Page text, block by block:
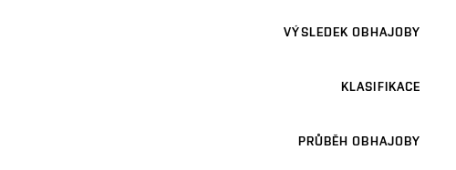
VÝSLEDEK OBHAJOBY
KLASIFIKACE
PRŮBĚH OBHAJOBY